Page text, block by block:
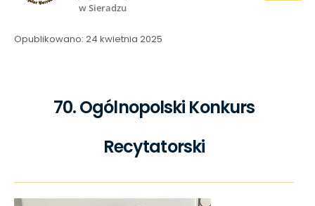
w Sieradzu
Opublikowano: 24 kwietnia 2025
70. Ogólnopolski Konkurs
Recytatorski